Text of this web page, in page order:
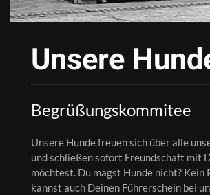
Unsere
Begrüßungskommitee
Unsere Hunde freuen sich über alle
und schließen sofort Freundschaft mit
möchtest. Du magst Hunde nicht? Kein
kannst auch Deinen Führerschein bei